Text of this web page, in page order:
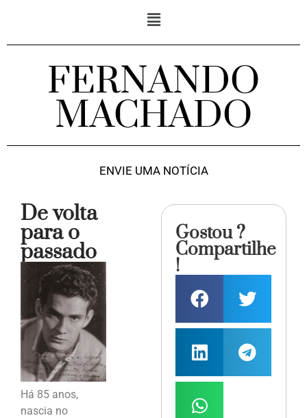
FERNANDO
MACHADO
ENVIE UMA NOTÍCIA
De volta
para o
passado
Há 85 anos,
nascia no
Gostou ?
Compartilhe
!